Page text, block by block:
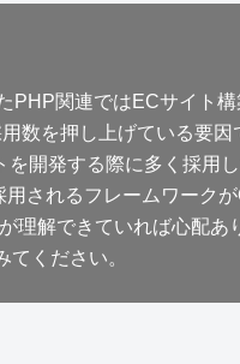
関連ではECサイト
数を押し上げている要因
開発する際に多く採用
されるフレームワーク
理解できていれば心配あ
ください。